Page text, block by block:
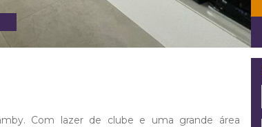
Com lazer de clube e uma grande área